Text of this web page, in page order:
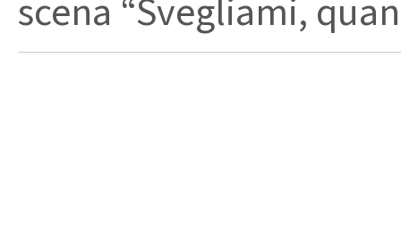
scena “Svegliami,